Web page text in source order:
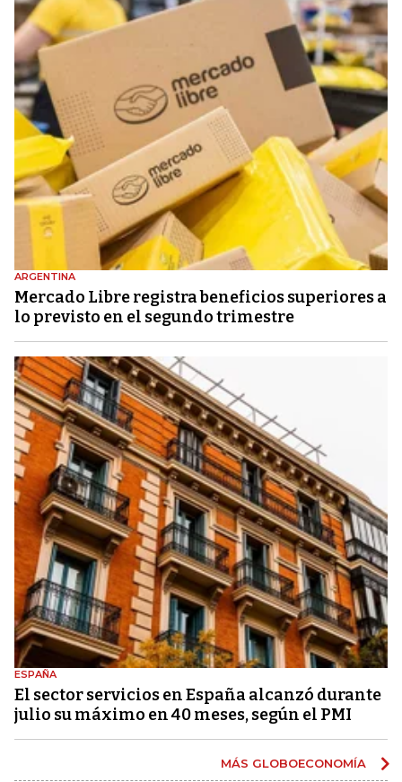
ARGENTINA
Mercado Libre registra beneficios superiores a
lo previsto en el segundo trimestre
ESPAÑA
El sector servicios en España alcanzó durante
julio su máximo en 40 meses, según el PMI
MÁS GLOBOECONOMÍA